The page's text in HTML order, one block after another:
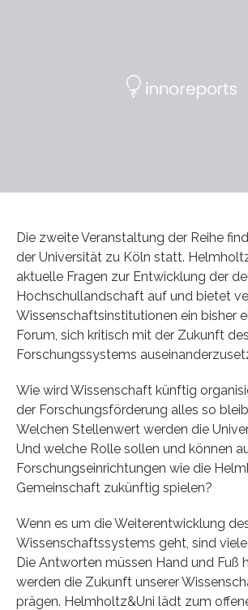
Die zweite Veranstaltung der Reihe
der Universität zu Köln statt.
aktuelle Fragen zur Entwicklung der
Hochschullandschaft auf und bietet
Wissenschaftsinstitutionen ein bisher
Forum, sich kritisch mit der Zukunft
Forschungssystems
Wie wird Wissenschaft künftig
der Forschungsförderung alles so
Welchen Stellenwert werden die
Und welche Rolle sollen und können
Forschungseinrichtungen wie die
Gemeinschaft zukünftig spielen?
Wenn es um die Weiterentwicklung
Wissenschaftssystems geht, sind viele
Die Antworten müssen Hand und Fuß
werden die Zukunft unserer
prägen. Helmholtz&Uni lädt zum